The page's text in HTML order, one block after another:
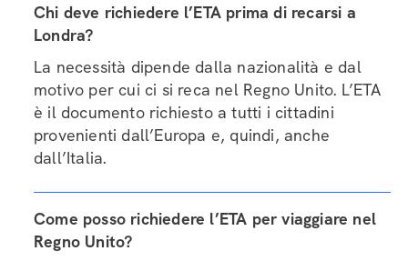
Chi deve richiedere l’ETA prima di recarsi a
Londra?
La necessità dipende dalla nazionalità e dal
motivo per cui ci si reca nel Regno Unito. L’ETA
è il documento richiesto a tutti i cittadini
provenienti dall’Europa e, quindi, anche
dall’Italia.
Come posso richiedere l’ETA per viaggiare nel
Regno Unito?